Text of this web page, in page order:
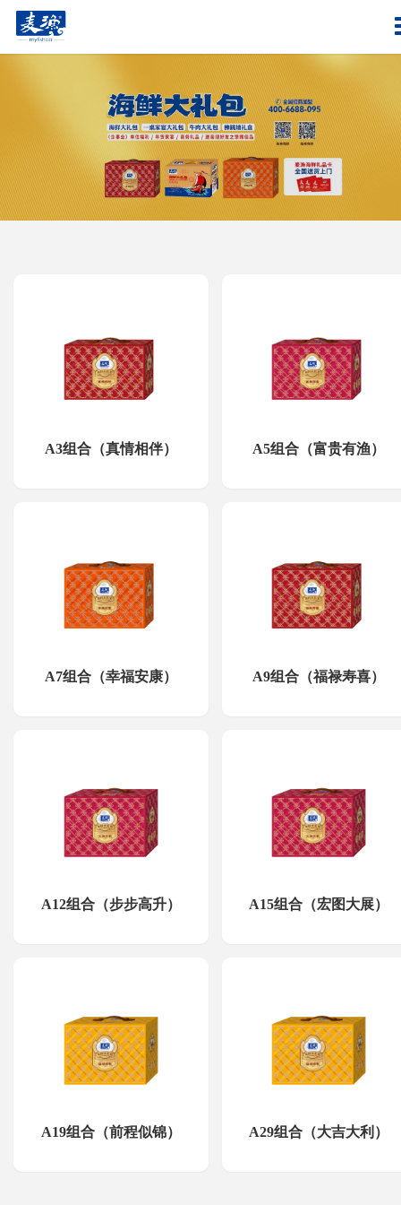
A3组合（真情相伴） A5组合（富贵有渔）
A7组合（幸福安康） A9组合（福禄寿喜）
A12组合（步步高升） A15组合（宏图大展）
A19组合（前程似锦） A29组合（大吉大利）